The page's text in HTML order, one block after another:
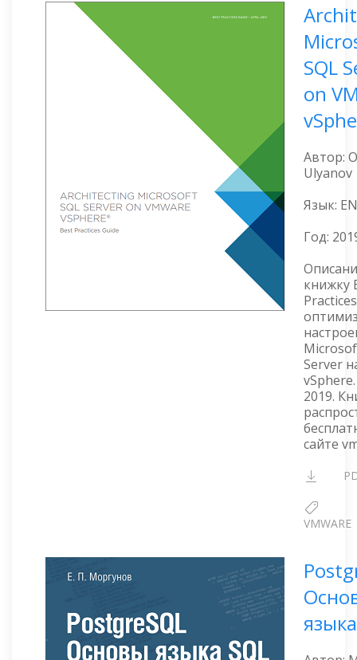
SQL
on
Автор:
Ulyanov
Язык: EN
Год:
книжку
Server
2019.
сайте
VMWARE